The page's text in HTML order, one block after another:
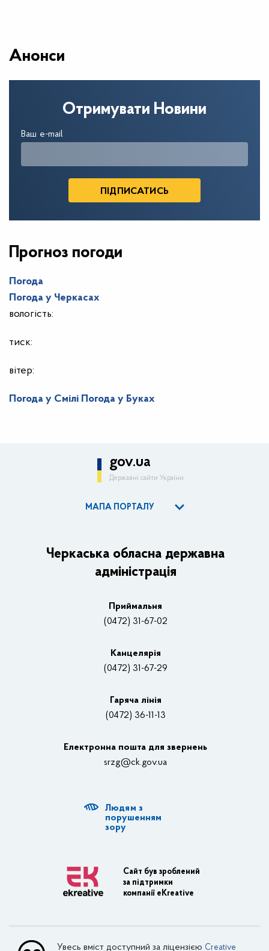
Анонси
Отримувати Новини
Ваш e-mail
Прогноз погоди
Погода
Погода у Черкасах
вологість:
тиск:
вітер:
Погода у Смілі Погода у Буках
gov.ua
Державні сайти України
МАПА ПОРТАЛУ
Керівництво адміністрації
Основні завдання та нормативно-правові засади
Нагороди
Контакти
Відеотрансляції
Структурні підрозділи ОДА
Діяльність ОДА
Транспортна інфраструктура
Черкаська обласна державна
адміністрація
Приймальня
(0472) 31-67-02
Канцелярiя
(0472) 31-67-29
Гаряча лінія
(0472) 36-11-13
Електронна пошта для звернень
srzg@ck.gov.ua
Людям з
порушенням
зору
Сайт був зроблений
за підтримки
компанії eKreative
Увесь вміст доступний за ліцензією Creative